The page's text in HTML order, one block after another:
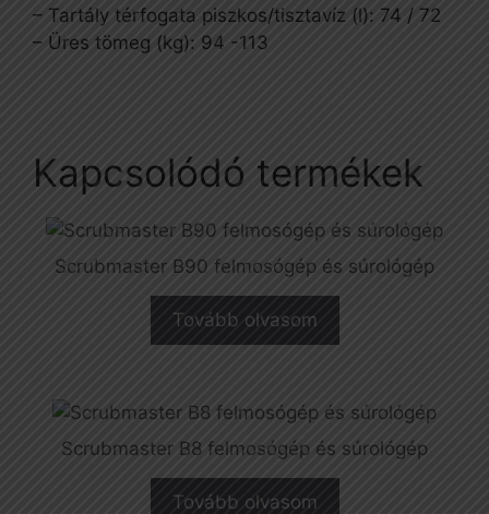
– Tartály térfogata piszkos/tisztavíz (l): 74 / 72
– Üres tömeg (kg): 94 -113
Kapcsolódó termékek
Scrubmaster B90 felmosógép és súrológép
Tovább olvasom
Scrubmaster B8 felmosógép és súrológép
Tovább olvasom